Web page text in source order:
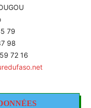
79
98
72 16